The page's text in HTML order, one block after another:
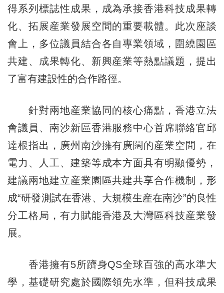
得系列標誌性成果，成為承接香港科技成果轉
化、拓展産業發展空間的重要載體。此次座談
會上，多位議員結合各自專業領域，圍繞園區
共建、成果轉化、新興産業等熱點議題，提出
了富有建設性的合作路徑。
針對兩地産業協同的核心痛點，香港立法
會議員、南沙新區香港服務中心首席聯絡官邱
達根指出，廣州南沙擁有廣闊的産業空間，在
電力、人工、建築等成本方面具有明顯優勢，
建議兩地建立産業園區共建共享合作機制，形
成“研發測試在香港、大規模生産在南沙”的良性
分工格局，有力賦能香港及大灣區科技産業發
展。
香港擁有5所躋身QS全球百強的高水準大
學，基礎研究處於國際領先水準，但科技成果